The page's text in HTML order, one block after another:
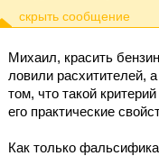
Михаил, красить
ловили расхитителей,
том, что такой
его практические
Как только